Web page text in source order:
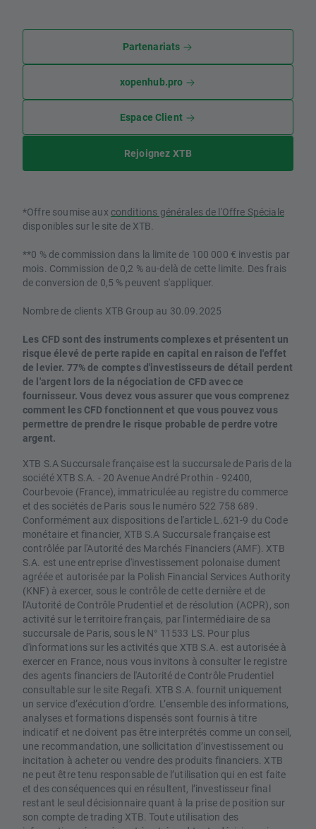
Partenariats
xopenhub.pro
Espace Client
Rejoignez XTB
*Offre soumise aux conditions générales de l'Offre Spéciale
disponibles sur le site de XTB.
**0 % de commission dans la limite de 100 000 € investis par
mois. Commission de 0,2 % au-delà de cette limite. Des frais
de conversion de 0,5 % peuvent s'appliquer.
Nombre de clients XTB Group au 30.09.2025
Les CFD sont des instruments complexes et présentent un
risque élevé de perte rapide en capital en raison de l'effet
de levier. 77% de comptes d'investisseurs de détail perdent
de l'argent lors de la négociation de CFD avec ce
fournisseur. Vous devez vous assurer que vous comprenez
comment les CFD fonctionnent et que vous pouvez vous
permettre de prendre le risque probable de perdre votre
argent.
XTB S.A Succursale française est la succursale de Paris de la
société XTB S.A. - 20 Avenue André Prothin - 92400,
Courbevoie (France), immatriculée au registre du commerce
et des sociétés de Paris sous le numéro 522 758 689.
Conformément aux dispositions de l'article L.621-9 du Code
monétaire et financier, XTB S.A Succursale française est
contrôlée par l'Autorité des Marchés Financiers (AMF). XTB
S.A. est une entreprise d'investissement polonaise dument
agréée et autorisée par la Polish Financial Services Authority
(KNF) à exercer, sous le contrôle de cette dernière et de
l'Autorité de Contrôle Prudentiel et de résolution (ACPR), son
activité sur le territoire français, par l'intermédiaire de sa
succursale de Paris, sous le N° 11533 LS. Pour plus
d'informations sur les activités que XTB S.A. est autorisée à
exercer en France, nous vous invitons à consulter le registre
des agents financiers de l'Autorité de Contrôle Prudentiel
consultable sur le site Regafi. XTB S.A. fournit uniquement
un service d’exécution d’ordre. L’ensemble des informations,
analyses et formations dispensés sont fournis à titre
indicatif et ne doivent pas être interprétés comme un conseil,
une recommandation, une sollicitation d’investissement ou
incitation à acheter ou vendre des produits financiers. XTB
ne peut être tenu responsable de l’utilisation qui en est faite
et des conséquences qui en résultent, l’investisseur final
restant le seul décisionnaire quant à la prise de position sur
son compte de trading XTB. Toute utilisation des